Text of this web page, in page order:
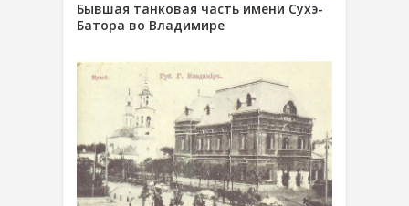
Бывшая танковая часть имени Сухэ-
Батора во Владимире